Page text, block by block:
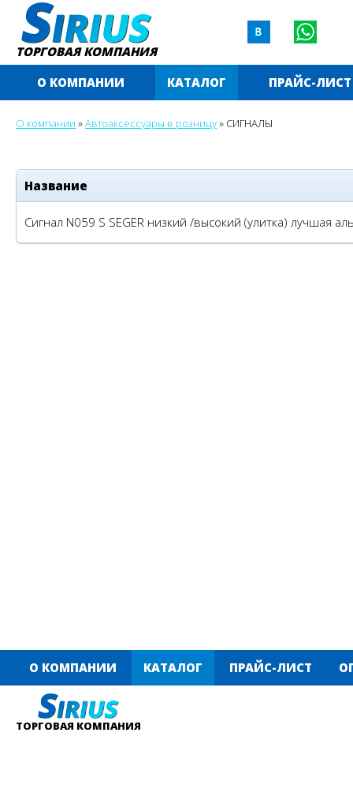
ТОРГОВАЯ КОМПАНИЯ
О КОМПАНИИ
КАТАЛОГ ПРАЙС-ЛИСТ
О компании »Автоаксессуары в розницу» СИГНАЛЫ
Название
Сигнал N059 S SEGER низкий /высокий (улитка) лучшая
О КОМПАНИИ КАТАЛОГ ПРАЙС-ЛИСТ
ТОРГОВАЯ КОМПАНИЯ